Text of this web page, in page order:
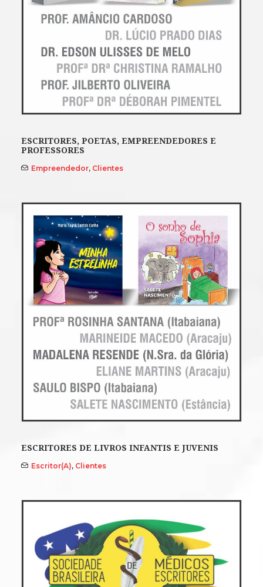
ESCRITORES, POETAS, EMPREENDEDORES E
PROFESSORES
Empreendedor, Clientes
ESCRITORES DE LIVROS INFANTIS E JUVENIS
Escritor(a), Clientes